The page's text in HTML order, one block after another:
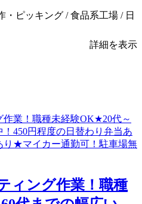
・ピッキング / 食品系工場 / 日
詳細を表示
ィング作業！職種